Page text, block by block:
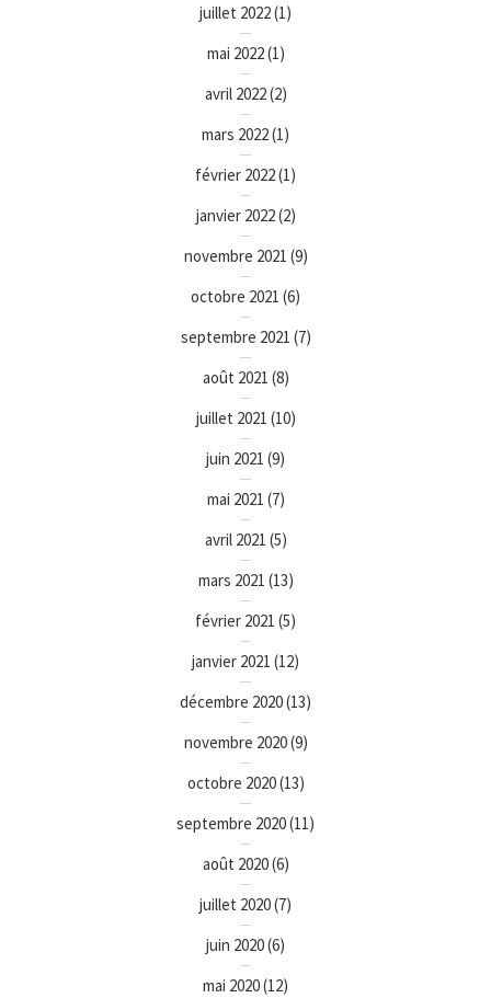
juillet 2022(1)
mai 2022(1)
avril 2022(2)
mars 2022(1)
février 2022(1)
janvier 2022(2)
novembre 2021 (9)
octobre 2021 (6)
septembre 2021 (7)
août 2021 (8)
juillet 2021 (10)
juin 2021 (9)
mai 2021 (7)
avril 2021 (5)
mars 2021 (13)
février 2021 (5)
janvier 2021 (12)
décembre 2020(13)
novembre 2020(9)
octobre 2020(13)
septembre 2020(11)
août 2020(6)
juillet 2020(7)
juin 2020(6)
mai 2020(12)